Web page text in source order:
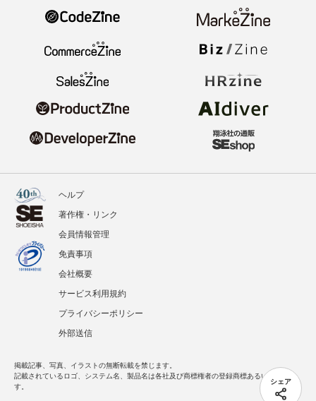
シェア
ヘルプ
著作権・リンク
会員情報管理
免責事項
会社概要
サービス利用規約
プライバシーポリシー
外部送信
掲載記事、写真、イラストの無断転載を禁じます。
記載されているロゴ、システム名、製品名は各社及び商標権者の登録商標あるいは商標で
す。